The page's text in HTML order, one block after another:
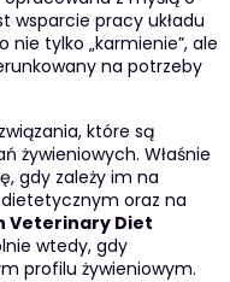
wsparcie pracy układu
tylko „karmienie”, ale
na potrzeby
które są
żywieniowych. Właśnie
gdy zależy im na
oraz na
Veterinary Diet
wtedy, gdy
profilu żywieniowym.